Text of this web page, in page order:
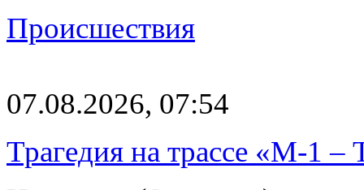
Происшествия
07.08.2026, 07:54
Трагедия на трассе «М-1 –